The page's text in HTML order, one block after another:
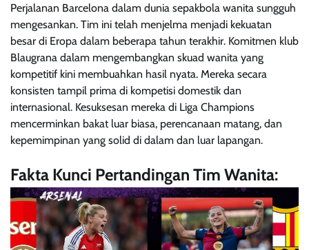
Perjalanan Barcelona dalam dunia sepakbola wanita sungguh
mengesankan. Tim ini telah menjelma menjadi kekuatan
besar di Eropa dalam beberapa tahun terakhir. Komitmen klub
Blaugrana dalam mengembangkan skuad wanita yang
kompetitif kini membuahkan hasil nyata. Mereka secara
konsisten tampil prima di kompetisi domestik dan
internasional. Kesuksesan mereka di Liga Champions
mencerminkan bakat luar biasa, perencanaan matang, dan
kepemimpinan yang solid di dalam dan luar lapangan.
Fakta Kunci Pertandingan Tim Wanita: